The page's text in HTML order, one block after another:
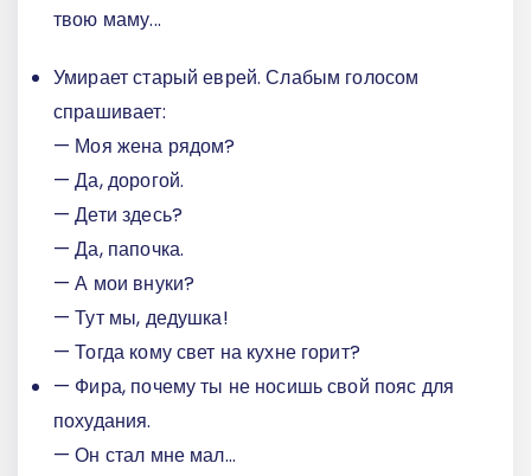
твою маму...
Умирает старый еврей. Слабым голосом
спрашивает:
— Моя жена рядом?
— Да, дорогой.
— Дети здесь?
— Да, папочка.
— А мои внуки?
— Тут мы, дедушка!
— Тогда кому свет на кухне горит?
— Фира, почему ты не носишь свой пояс для
похудания.
— Он стал мне мал...